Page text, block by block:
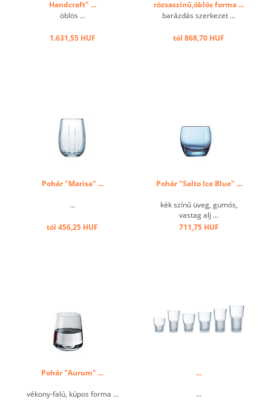
Handcraft" ...
öblös ...
1.631,55 HUF
rózsaszínű,öblös forma ...
barázdás szerkezet ...
tól 868,70 HUF
Pohár "Marisa" ...
...
tól 456,25 HUF
Pohár "Salto Ice Blue" ...
kék színű üveg, gumós,
vastag alj ...
711,75 HUF
Pohár "Aurum" ...
vékony-falú, kúpos forma ...
...
...